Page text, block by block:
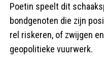
Poetin speelt dit
bondgenoten die zijn
rel riskeren, of zwijgen
geopolitieke vuurwerk.